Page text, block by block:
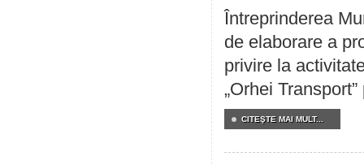
Întreprinderea
de elaborare a
privire la
„Orhei
CITEŞTE MAI MULT...